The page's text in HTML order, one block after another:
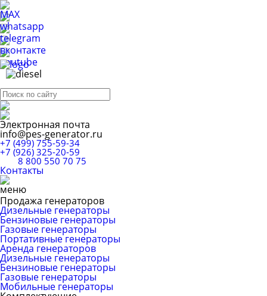
Электронная почта
info@pes-generator.ru
+7 (499) 755-59-34
+7 (926) 325-20-59
8 800 550 70 75
Контакты
Продажа генераторов
Дизельные генераторы
Бензиновые генераторы
Газовые генераторы
Портативные генераторы
Аренда генераторов
Дизельные генераторы
Бензиновые генераторы
Газовые генераторы
Мобильные генераторы